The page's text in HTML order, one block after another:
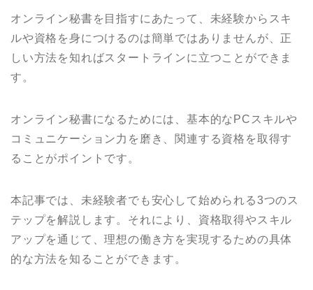
オンライン秘書を目指すにあたって、未経験からスキ
ルや資格を身につけるのは簡単ではありませんが、正
しい方法を知ればスタートラインに立つことができま
す。
オンライン秘書になるためには、基本的なPCスキルや
コミュニケーション力を磨き、関連する資格を取得す
ることがポイントです。
本記事では、未経験者でも安心して始められる3つのス
テップを解説します。それにより、資格取得やスキル
アップを通じて、理想の働き方を実現するための具体
的な方法を知ることができます。